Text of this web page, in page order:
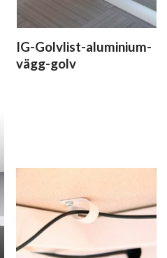
IG-Golvlist-aluminium-
vägg-golv